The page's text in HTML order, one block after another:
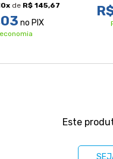
xde R$ 145,67
no PIX
Este